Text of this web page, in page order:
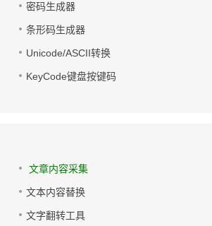
密码生成器
条形码生成器
Unicode/ASCII转换
KeyCode键盘按键码
文章内容采集
文本内容替换
文字翻转工具